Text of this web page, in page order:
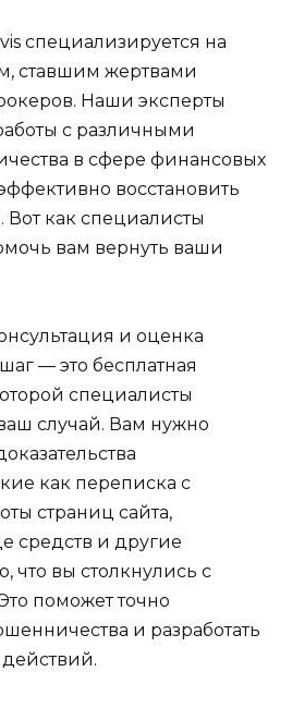
специализируется на
ставшим жертвами
Наши эксперты
с различными
в сфере финансовых
восстановить
Вот как специалисты
вам вернуть ваши
и оценка
— это бесплатная
специалисты
случай. Вам нужно
как переписка с
страниц сайта,
средств и другие
что вы столкнулись с
поможет точно
и разработать